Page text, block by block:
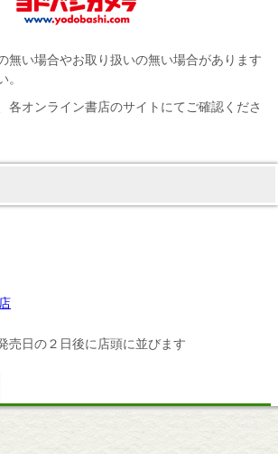
無い場合やお取り扱いの無い場合があります
。
各オンライン書店のサイトにてご確認くださ
売日の２日後に店頭に並びます